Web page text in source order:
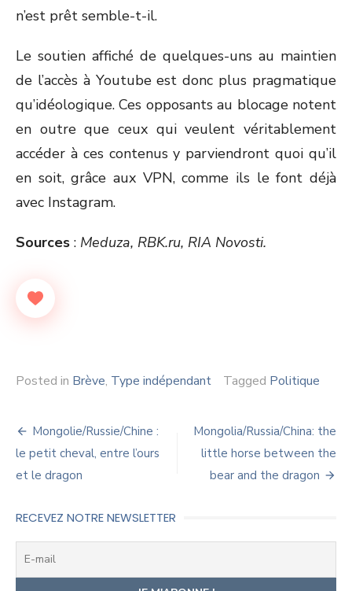
n’est prêt semble-t-il.
Le soutien affiché de quelques-uns au maintien
de l’accès à Youtube est donc plus pragmatique
qu’idéologique. Ces opposants au blocage notent
en outre que ceux qui veulent véritablement
accéder à ces contenus y parviendront quoi qu’il
en soit, grâce aux VPN, comme ils le font déjà
avec Instagram.
Sources : Meduza, RBK.ru, RIA Novosti.
Posted in Brève, Type indépendant Tagged Politique
Navigation
de
l’article
Mongolie/Russie/Chine :
le petit cheval, entre l’ours
et le dragon
Mongolia/Russia/China: the
little horse between the
bear and the dragon
RECEVEZ NOTRE NEWSLETTER